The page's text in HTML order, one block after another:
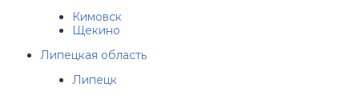
Кимовск
Щекино
Липецкая область
Липецк